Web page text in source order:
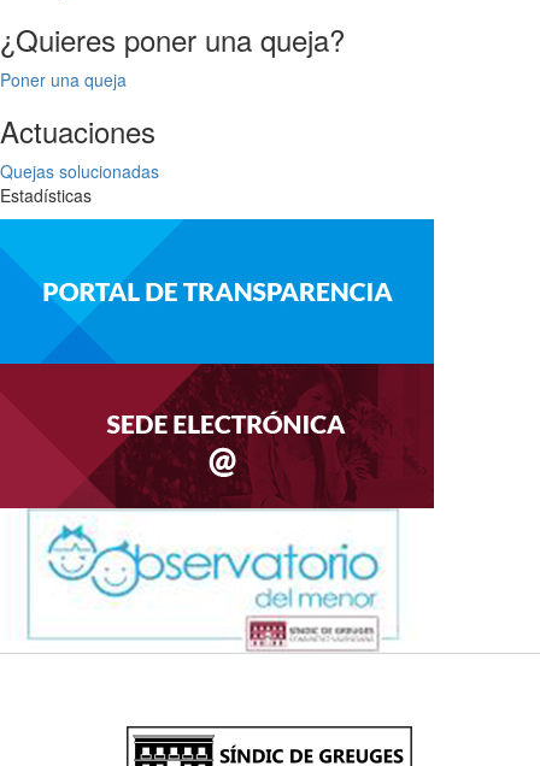
¿Quieres poner una queja?
Poner una queja
Actuaciones
Quejas solucionadas
Estadísticas